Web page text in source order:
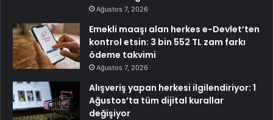
Ağustos 7, 2026
Emekli maaşı alan herkes e-Devlet’ten
kontrol etsin: 3 bin 552 TL zam farkı
ödeme takvimi
Ağustos 7, 2026
Alışveriş yapan herkesi ilgilendiriyor: 1
Ağustos’ta tüm dijital kurallar
değişiyor